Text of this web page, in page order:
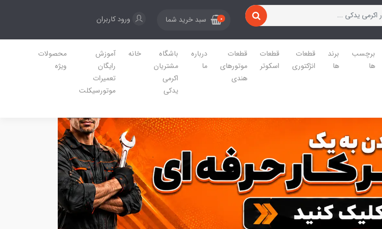
0 سبد خرید شما ورود کاربران
برچسب
ها
برند
ها
قطعات
انژکتوری
قطعات
اسکوتر
قطعات
موتورهای
هندی
درباره
ما
باشگاه
مشتریان
اکرمی
یدکی
خانه
آموزش
رایگان
تعمیرات
موتورسیکلت
محصولات
ویژه